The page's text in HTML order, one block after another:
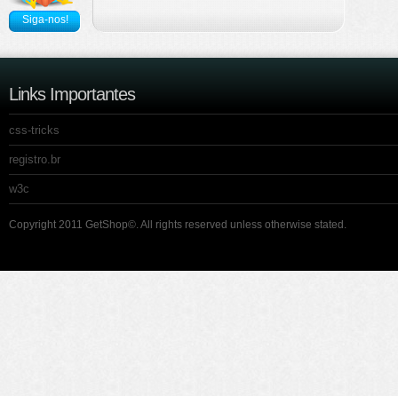
Siga-nos!
Links Importantes
css-tricks
registro.br
w3c
Copyright 2011 GetShop©. All rights reserved unless otherwise stated.